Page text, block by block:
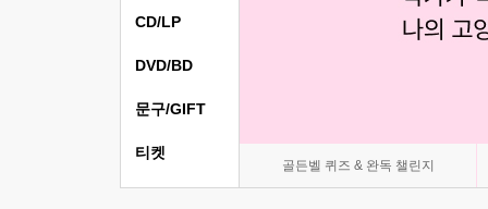
골든벨 퀴즈 & 완독 챌린지
CD/LP
DVD/BD
문구/GIFT
티켓